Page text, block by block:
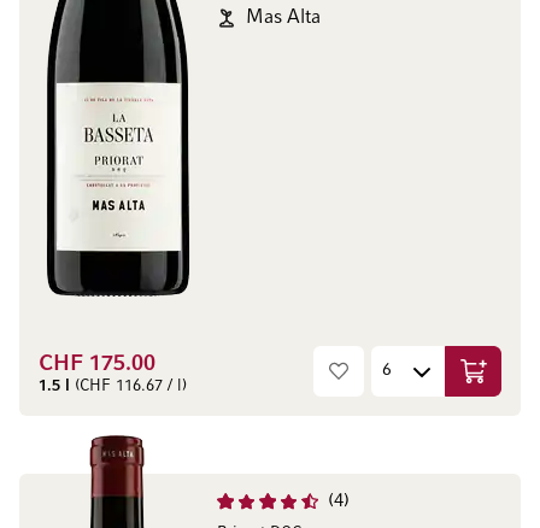
Mas Alta
CHF 175.00
1.5 l (CHF 116.67 / l) In den
4